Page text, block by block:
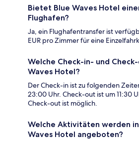
Bietet Blue Waves Hotel
Flughafen?
Ja, ein Flughafentransfer ist
EUR pro Zimmer für eine
Welche Check-in- und
Waves Hotel?
Der Check-in ist zu folgenden
23:00 Uhr. Check-out ist um 11:30
Check-out ist möglich.
Welche Aktivitäten werden
Waves Hotel angeboten?